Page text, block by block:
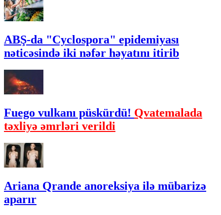
ABŞ-da "Cyclospora" epidemiyası
nəticəsində iki nəfər həyatını itirib
Fuego vulkanı püskürdü! Qvatemalada
təxliyə əmrləri verildi
Ariana Qrande anoreksiya ilə mübarizə
aparır